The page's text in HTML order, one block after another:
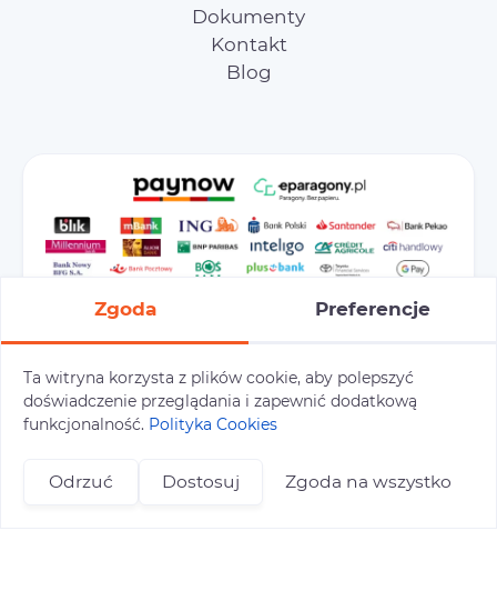
Dokumenty
Kontakt
Blog
Preferencje cookies Polityka prywatności
Polityka cookies
Zgoda Preferencje
Ta witryna korzysta z plików cookie, aby polepszyć
doświadczenie przeglądania i zapewnić dodatkową
funkcjonalność. Polityka Cookies
Odrzuć Dostosuj Zgoda na wszystko